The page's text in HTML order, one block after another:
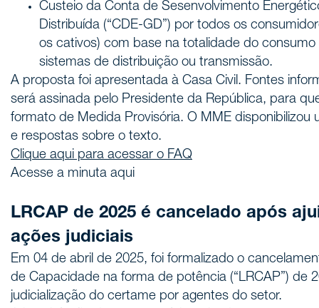
Custeio da Conta de Sesenvolvimento
Distribuída (“CDE-GD”) por todos os
os cativos) com base na totalidade do
sistemas de distribuição ou transmissão.
A proposta foi apresentada à Casa Civil. Fontes
será assinada pelo Presidente da República, para
formato de Medida Provisória. O MME disponibilizou
e respostas sobre o texto.
Clique aqui para acessar o FAQ
Acesse a minuta aqui
LRCAP de 2025 é cancelado após
ações judiciais
Em 04 de abril de 2025, foi formalizado o
de Capacidade na forma de potência (“LRCAP”) de
judicialização do certame por agentes do setor.